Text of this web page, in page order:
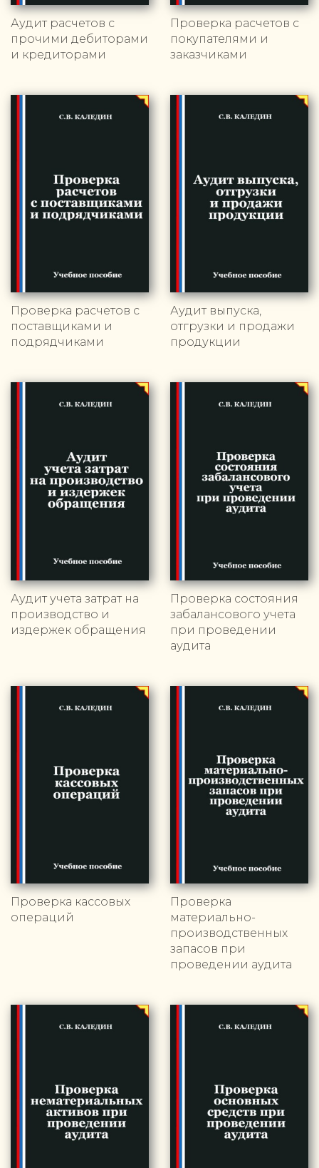
Аудит расчетов с
прочими дебиторами
и кредиторами
Проверка расчетов с
покупателями и
заказчиками
Проверка расчетов с
поставщиками и
подрядчиками
Аудит выпуска,
отгрузки и продажи
продукции
Аудит учета затрат на
производство и
издержек обращения
Проверка состояния
забалансового учета
при проведении
аудита
Проверка кассовых
операций
Проверка
материально-
производственных
запасов при
проведении аудита